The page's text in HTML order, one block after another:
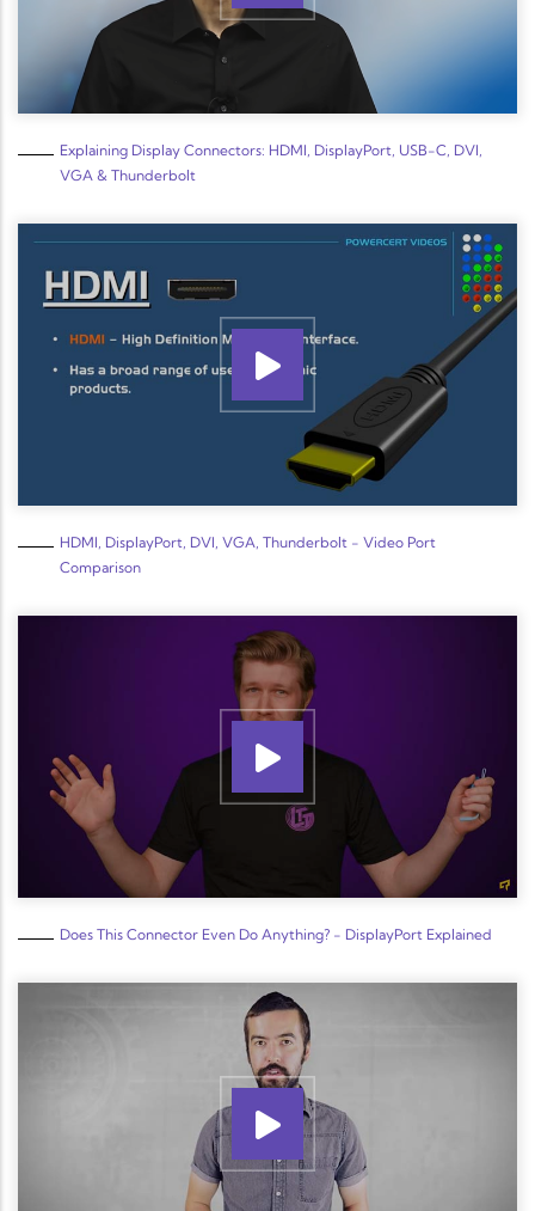
Explaining Display Connectors: HDMI, DisplayPort, USB-C, DVI,
VGA & Thunderbolt
HDMI, DisplayPort, DVI, VGA, Thunderbolt - Video Port
Comparison
Does This Connector Even Do Anything? - DisplayPort Explained